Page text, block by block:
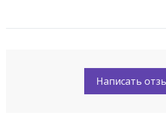
Написать